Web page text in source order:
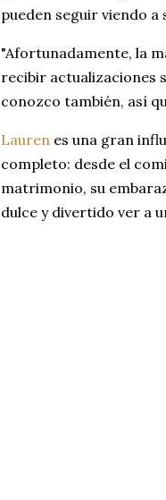
pueden seguir viendo a
"Afortunadamente, la
recibir actualizaciones
conozco también, así
Lauren es una gran
completo: desde el
matrimonio, su
dulce y divertido ver a